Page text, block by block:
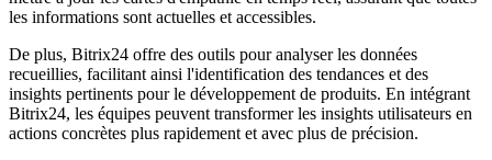
les informations sont actuelles et accessibles.
De plus, Bitrix24 offre des outils pour analyser les données
recueillies, facilitant ainsi l'identification des tendances et des
insights pertinents pour le développement de produits. En intégrant
Bitrix24, les équipes peuvent transformer les insights utilisateurs en
actions concrètes plus rapidement et avec plus de précision.